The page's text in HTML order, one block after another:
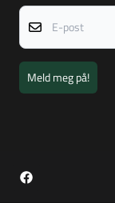
E-post
Meld meg på!